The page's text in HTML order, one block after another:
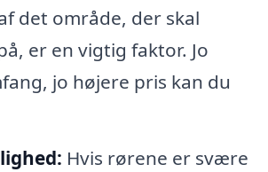
det område, der skal
er en vigtig faktor. Jo
jo højere pris kan du
Hvis rørene er svære